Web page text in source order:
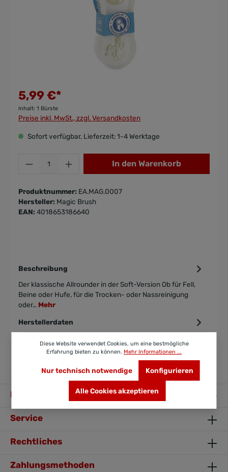
5,99 €*
Inhalt: 1 Bürste
Preise inkl. MwSt., zzgl. Versandkosten
Sofort verfügbar, Lieferzeit: 1-4 Werktage
In den Warenkorb
Produktnummer: EA.MAG.0007
Hersteller: Magic Brush
EAN: 4018653186640
Beschreibung
Der klassische Allrounder in der Soft-Version Ob für Fell,
Beine oder Hufe, für die Trocken- oder Nassreinigung
oder… Mehr
Herstellerdaten
Bewertungen
Ihr Kontakt zu uns
Service
Rechtliches
Zahlungsmethoden
Diese Website verwendet Cookies, um eine bestmögliche
Erfahrung bieten zu können. Mehr Informationen ...
Nur technisch notwendige Konfigurieren
Alle Cookies akzeptieren